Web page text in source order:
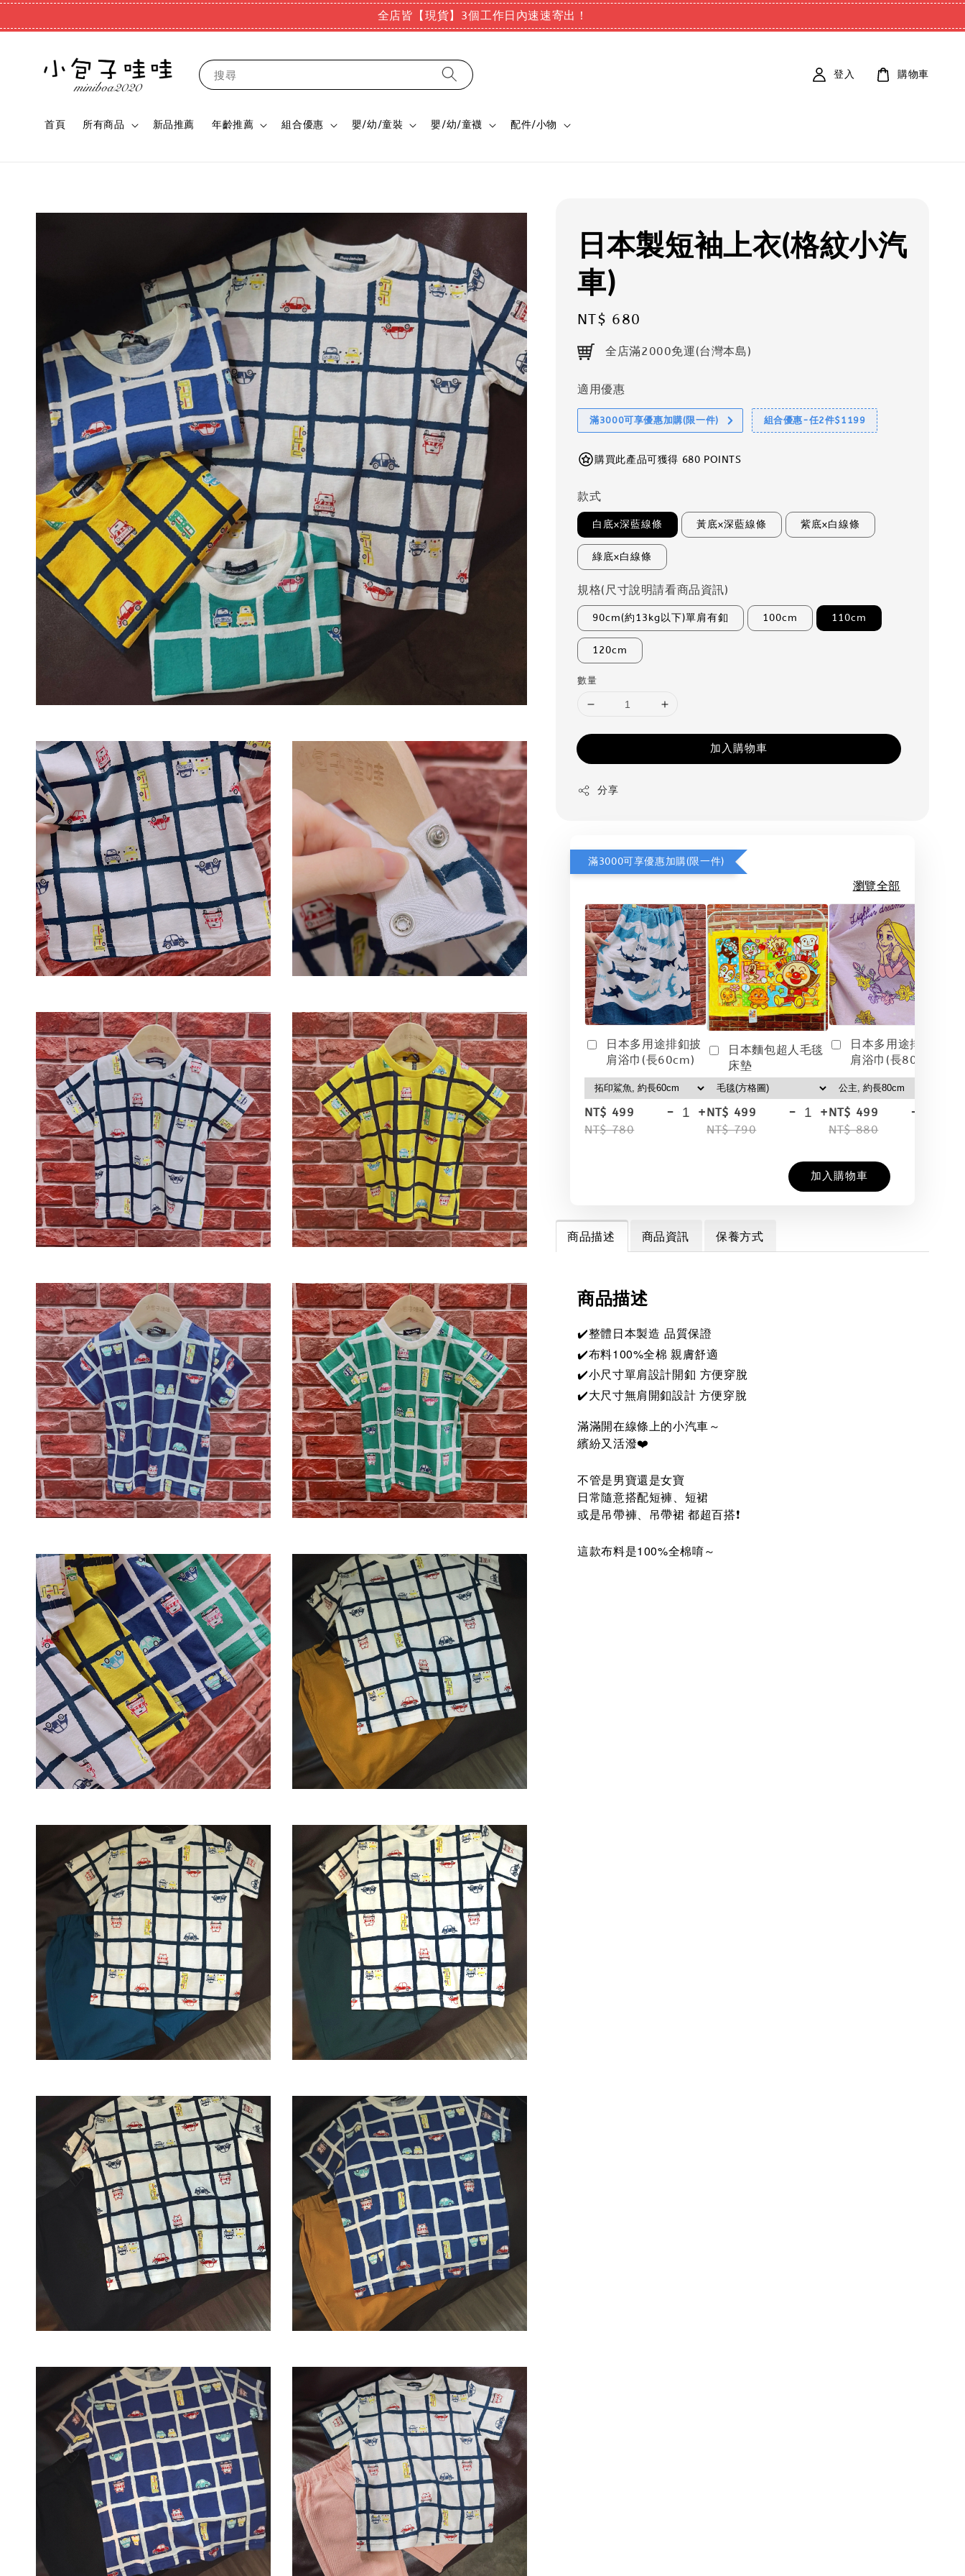
全店皆【現貨】3個工作日內速速寄出！
搜尋
首頁 所有商品 新品推薦 年齡推薦 組合優惠 嬰/幼/童裝 嬰/幼/童襪 配件/小物
登入 購物車
日本製短袖上衣(格紋小汽
車)
Regular
price
NT$ 680
全店滿2000免運(台灣本島)
適用優惠
滿3000可享優惠加購(限一件) 組合優惠-任2件$1199
購買此產品可獲得 680 POINTS
款式
白底x深藍線條 黃底x深藍線條 紫底x白線條
綠底x白線條
規格(尺寸說明請看商品資訊)
90cm(約13kg以下)單肩有釦 100cm 110cm
120cm
數量
加入購物車
分享
滿3000可享優惠加購(限一件)
瀏覽全部
日本多用途排釦披
肩浴巾(長60cm)
NT$ 499
NT$ 780
- +
日本麵包超人毛毯
床墊
NT$ 499
NT$ 790
- +
日本多用途排釦披
肩浴巾(長80cm)
NT$ 499
NT$ 880
-
加入購物車
商品描述 商品資訊 保養方式
商品描述
✔️整體日本製造 品質保證
✔️布料100%全棉 親膚舒適
✔️小尺寸單肩設計開釦 方便穿脫
✔️大尺寸無肩開釦設計 方便穿脫
滿滿開在線條上的小汽車～
繽紛又活潑❤️
不管是男寶還是女寶
日常隨意搭配短褲、短裙
或是吊帶褲、吊帶裙 都超百搭❗️
這款布料是100%全棉唷～